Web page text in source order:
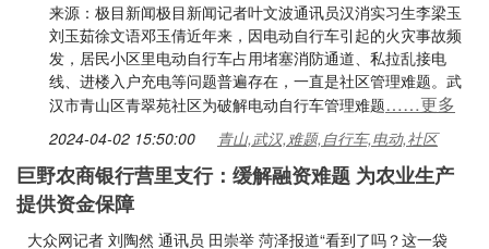
来源：极目新闻极目新闻记者叶文波通讯员汉消实习生李梁玉
刘玉茹徐文语邓玉倩近年来，因电动自行车引起的火灾事故频
发，居民小区里电动自行车占用堵塞消防通道、私拉乱接电
线、进楼入户充电等问题普遍存在，一直是社区管理难题。武
汉市青山区青翠苑社区为破解电动自行车管理难题……更多
2024-04-02 15:50:00 青山,武汉,难题,自行车,电动,社区
巨野农商银行营里支行：缓解融资难题 为农业生产
提供资金保障
大众网记者 刘陶然 通讯员 田崇举 菏泽报道“看到了吗？这一袋